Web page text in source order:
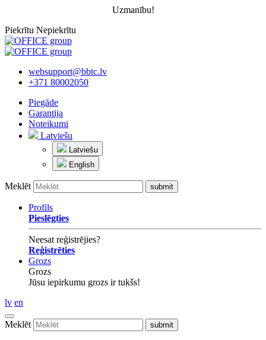
Uzmanību!
Piekrītu Nepiekrītu
websupport@bbtc.lv
+371 80002050
Piegāde
Garantija
Noteikumi
Latviešu
Latviešu
English
Meklēt
Profils
Pieslēgties
Neesat reģistrējies?
Reģistrēties
Grozs
Grozs
Jūsu iepirkumu grozs ir tukšs!
lv en
Meklēt